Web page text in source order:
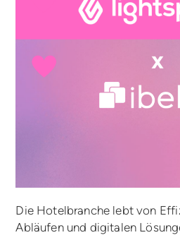
Die Hotelbranche lebt von
Abläufen und digitalen